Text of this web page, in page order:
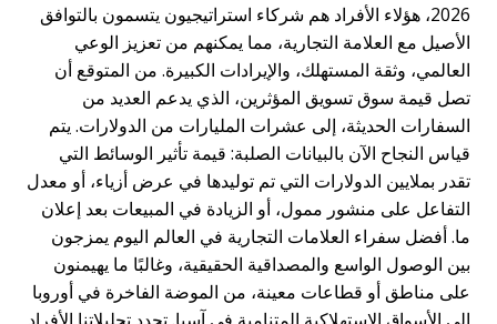
2026، هؤلاء الأفراد هم شركاء استراتيجيون يتسمون بالتوافق
الأصيل مع العلامة التجارية، مما يمكنهم من تعزيز الوعي
العالمي، وثقة المستهلك، والإيرادات الكبيرة. من المتوقع أن
تصل قيمة سوق تسويق المؤثرين، الذي يدعم العديد من
السفارات الحديثة، إلى عشرات المليارات من الدولارات. يتم
قياس النجاح الآن بالبيانات الصلبة: قيمة تأثير الوسائط التي
تقدر بملايين الدولارات التي تم توليدها في عرض أزياء، أو معدل
التفاعل على منشور ممول، أو الزيادة في المبيعات بعد إعلان
ما. أفضل سفراء العلامات التجارية في العالم اليوم يمزجون
بين الوصول الواسع والمصداقية الحقيقية، وغالبًا ما يهيمنون
على مناطق أو قطاعات معينة، من الموضة الفاخرة في أوروبا